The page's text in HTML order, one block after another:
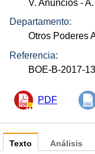
V. Anuncios -
Departamento:
Otros Poderes
Referencia:
BOE-B-2017-
PDF
Texto Análisis